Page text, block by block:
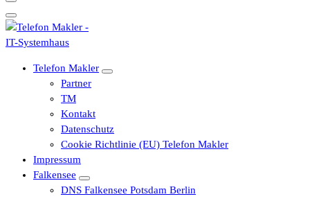
Telefon Makler
Partner
TM
Kontakt
Datenschutz
Cookie Richtlinie (EU) Telefon Makler
Impressum
Falkensee
DNS Falkensee Potsdam Berlin